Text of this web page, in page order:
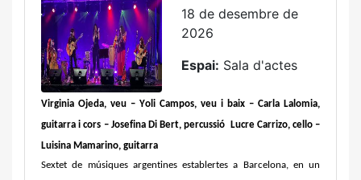
18 de desembre de
2026
Espai: Sala d'actes
Virginia Ojeda, veu – Yoli Campos, veu i baix – Carla Lalomia,
guitarra i cors – Josefina Di Bert, percussió
Lucre Carrizo, cello –
Luisina Mamarino, guitarra
Sextet de músiques argentines establertes a Barcelona, en un